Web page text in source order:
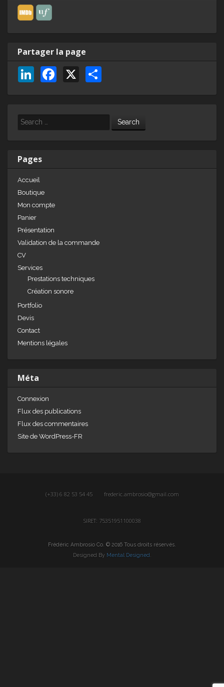
Partager la page
Li
e
n
o
X
Search
Pages
Accueil
Boutique
Mon compte
Panier
Présentation
Validation de la commande
CV
Services
Prestations techniques
Création sonore
Portfolio
Devis
Contact
Mentions légales
Méta
Connexion
Flux des publications
Flux des commentaires
Site de WordPress-FR
(+33) 6 82 53 54 45 frederic.ambrosio@gmail.com
SIRET: 75351951100038
Frédéric Ambrosio Co. © 2016 Tous droits réservés.
Designed By Mental Designed